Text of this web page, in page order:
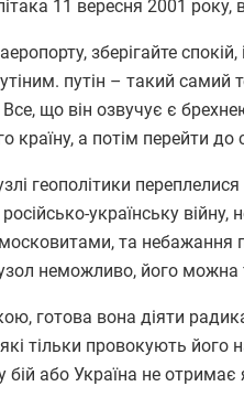
11 вересня 2001
зберігайте спокій,
путін – такий самий
що він озвучує є
країну, а потім перейти до
геополітики
українську
та небажання
неможливо, його можна
готова вона діяти
тільки провокують його
або Україна не